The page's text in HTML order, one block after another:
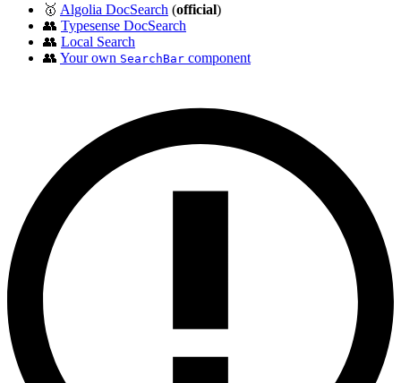
🥇 Algolia DocSearch (official)
👥 Typesense DocSearch
👥 Local Search
👥 Your own SearchBar component